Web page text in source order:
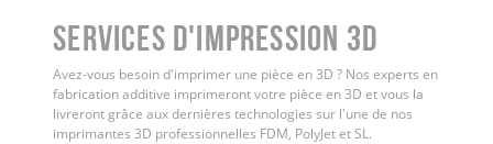
Services d'impression 3D
Avez-vous besoin d'imprimer une pièce en 3D ? Nos experts en
fabrication additive imprimeront votre pièce en 3D et vous la
livreront grâce aux dernières technologies sur l'une de nos
imprimantes 3D professionnelles FDM, PolyJet et SL.